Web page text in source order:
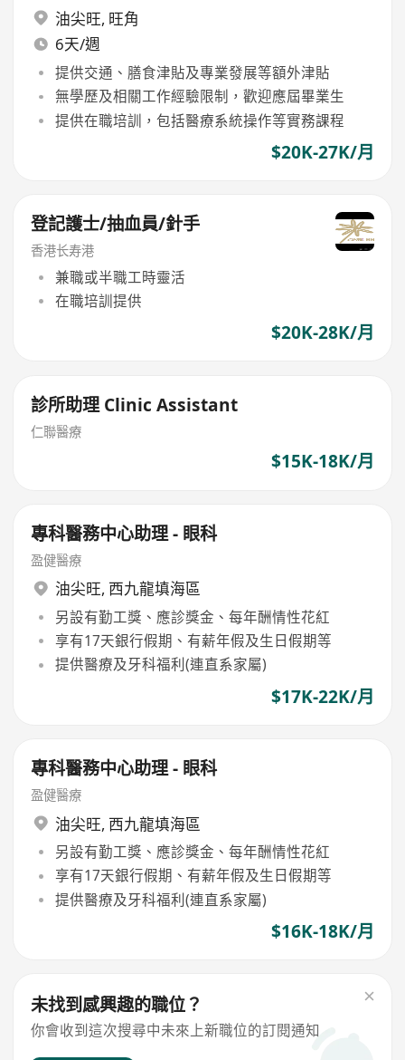
油尖旺, 旺角
6天/週
提供交通、膳食津貼及專業發展等額外津貼
無學歷及相關工作經驗限制，歡迎應屆畢業生
提供在職培訓，包括醫療系統操作等實務課程
$20K-27K/月
登記護士/抽血員/針手
香港长寿港
兼職或半職工時靈活
在職培訓提供
$20K-28K/月
診所助理 Clinic Assistant
仁聯醫療
$15K-18K/月
專科醫務中心助理 - 眼科
盈健醫療
油尖旺, 西九龍填海區
另設有勤工獎、應診獎金、每年酬情性花紅
享有17天銀行假期、有薪年假及生日假期等
提供醫療及牙科福利(連直系家屬)
$17K-22K/月
專科醫務中心助理 - 眼科
盈健醫療
油尖旺, 西九龍填海區
另設有勤工獎、應診獎金、每年酬情性花紅
享有17天銀行假期、有薪年假及生日假期等
提供醫療及牙科福利(連直系家屬)
$16K-18K/月
未找到感興趣的職位？
你會收到這次搜尋中未來上新職位的訂閱通知